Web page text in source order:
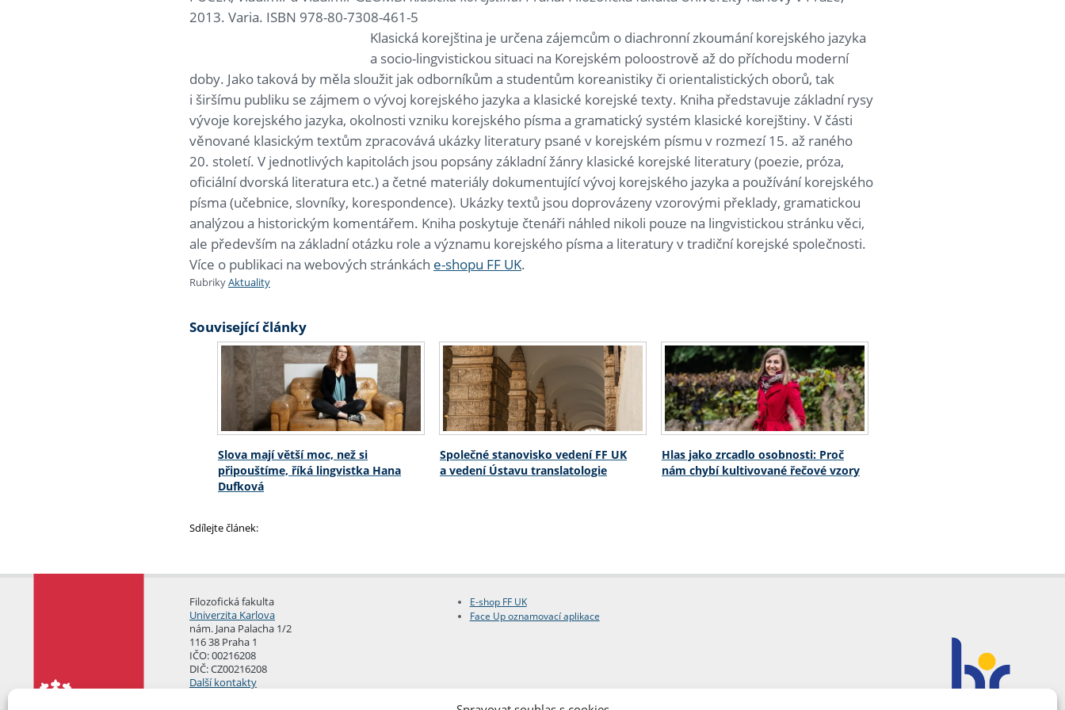
2013. Varia. ISBN 978-80-7308-461-5
Klasická korejština je určena zájemcům o diachronní zkoumání korejského jazyka
a socio-lingvistickou situaci na Korejském poloostrově až do příchodu moderní
doby. Jako taková by měla sloužit jak odborníkům a studentům koreanistiky či orientalistických oborů, tak
i širšímu publiku se zájmem o vývoj korejského jazyka a klasické korejské texty. Kniha představuje základní rysy
vývoje korejského jazyka, okolnosti vzniku korejského písma a gramatický systém klasické korejštiny. V části
věnované klasickým textům zpracovává ukázky literatury psané v korejském písmu v rozmezí 15. až raného
20. století. V jednotlivých kapitolách jsou popsány základní žánry klasické korejské literatury (poezie, próza,
oficiální dvorská literatura etc.) a četné materiály dokumentující vývoj korejského jazyka a používání korejského
písma (učebnice, slovníky, korespondence). Ukázky textů jsou doprovázeny vzorovými překlady, gramatickou
analýzou a historickým komentářem. Kniha poskytuje čtenáři náhled nikoli pouze na lingvistickou stránku věci,
ale především na základní otázku role a významu korejského písma a literatury v tradiční korejské společnosti.
Více o publikaci na webových stránkách e-shopu FF UK.
RubrikyAktuality
Související články
Slova mají větší moc, než si
připouštíme, říká lingvistka Hana
Dufková
Společné stanovisko vedení FF UK
a vedení Ústavu translatologie
Hlas jako zrcadlo osobnosti: Proč
nám chybí kultivované řečové vzory
Sdílejte článek:
Filozofická fakulta
Univerzita Karlova
nám. Jana Palacha 1/2
116 38 Praha 1
IČO: 00216208
DIČ: CZ00216208
Další kontakty
E-shop FF UK
Face Up oznamovací aplikace